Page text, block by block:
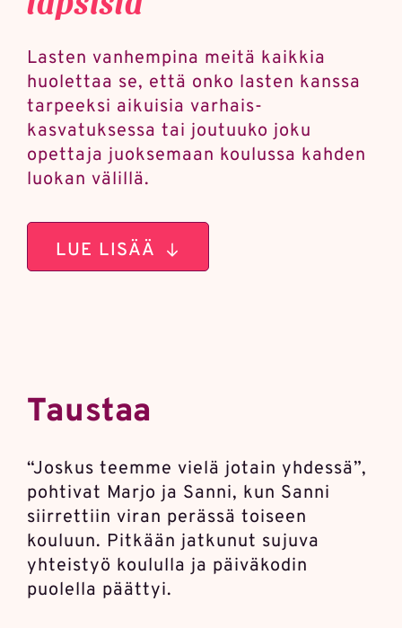
Lasten vanhempina meitä kaikkia
huolettaa se, että onko lasten kanssa
tarpeeksi aikuisia varhais­
kasvatuksessa tai joutuuko joku
opettaja juoksemaan koulussa kahden
luokan välillä.
LUE LISÄÄ
Taustaa
“Joskus teemme vielä jotain yhdessä”,
pohtivat Marjo ja Sanni, kun Sanni
siirrettiin viran perässä toiseen
kouluun. Pitkään jatkunut sujuva
yhteistyö koululla ja päivä­kodin
puolella päättyi.